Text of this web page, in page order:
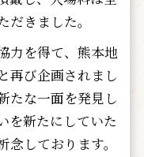
きました。
力を得て、熊本地
再び企画されまし
たな一面を発見し
を新たにしていた
しております。